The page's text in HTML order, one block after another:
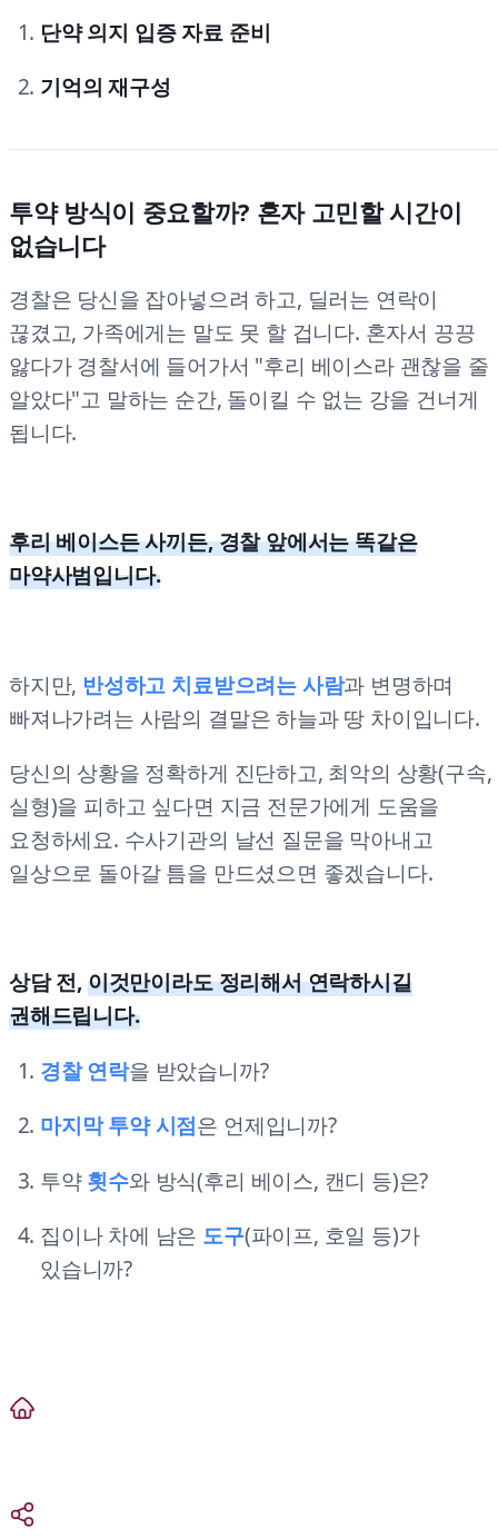
단약 의지 입증 자료 준비
기억의 재구성
투약 방식이 중요할까? 혼자 고민할 시간이
없습니다
경찰은 당신을 잡아넣으려 하고, 딜러는 연락이
끊겼고, 가족에게는 말도 못 할 겁니다. 혼자서 끙끙
앓다가 경찰서에 들어가서 "후리 베이스라 괜찮을 줄
알았다"고 말하는 순간, 돌이킬 수 없는 강을 건너게
됩니다.
후리 베이스든 사끼든, 경찰 앞에서는 똑같은
마약사범입니다.
하지만, 반성하고 치료받으려는 사람과 변명하며
빠져나가려는 사람의 결말은 하늘과 땅 차이입니다.
당신의 상황을 정확하게 진단하고, 최악의 상황(구속,
실형)을 피하고 싶다면 지금 전문가에게 도움을
요청하세요. 수사기관의 날선 질문을 막아내고
일상으로 돌아갈 틈을 만드셨으면 좋겠습니다.
상담 전,이것만이라도 정리해서 연락하시길
권해드립니다.
경찰 연락을 받았습니까?
마지막 투약 시점은 언제입니까?
투약횟수와 방식(후리 베이스, 캔디 등)은?
집이나 차에 남은 도구(파이프, 호일 등)가
있습니까?